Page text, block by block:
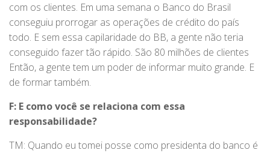
com os clientes. Em uma semana o Banco do Brasil
conseguiu prorrogar as operações de crédito do país
todo. E sem essa capilaridade do BB, a gente não teria
conseguido fazer tão rápido. São 80 milhões de clientes
Então, a gente tem um poder de informar muito grande. E
de formar também.
F: E como você se relaciona com essa
responsabilidade?
TM: Quando eu tomei posse como presidenta do banco é